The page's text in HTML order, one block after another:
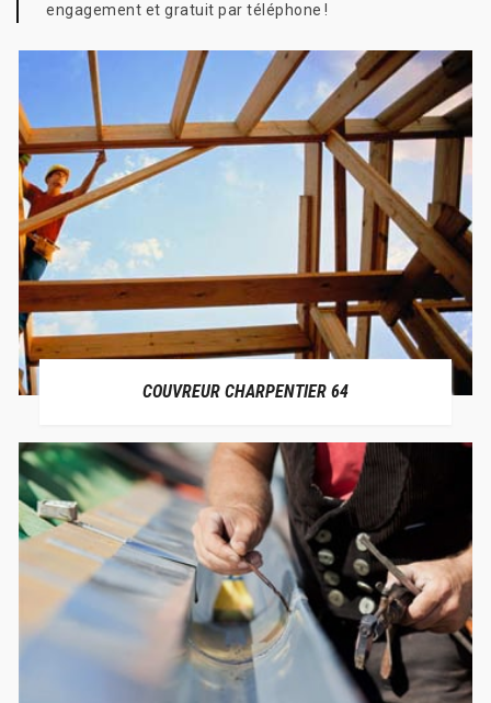
engagement et gratuit par téléphone !
COUVREUR CHARPENTIER 64